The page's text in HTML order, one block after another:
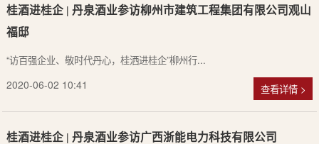
桂酒进桂企 | 丹泉酒业参访柳州市建筑工程集团有限公司观山
福邸
“访百强企业、敬时代丹心，桂洒进桂企”柳州行...
2020-06-02 10:41 查看详情 >
桂酒进桂企 | 丹泉酒业参访广西浙能电力科技有限公司